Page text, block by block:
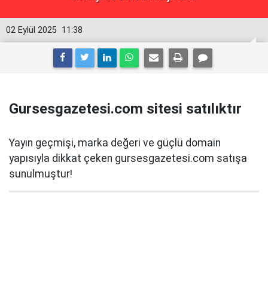
11:38
02 Eylül 2025
Gursesgazetesi.com sitesi satılıktır
Yayın geçmişi, marka değeri ve güçlü domain
yapısıyla dikkat çeken gursesgazetesi.com satışa
sunulmuştur!